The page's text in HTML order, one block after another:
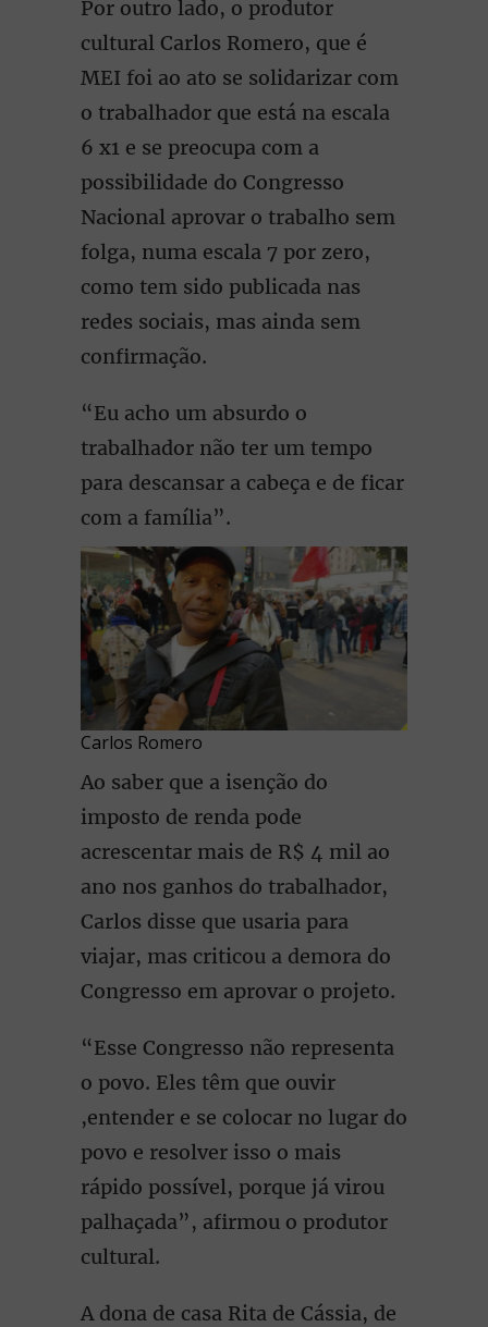
Por outro lado, o produtor
cultural Carlos Romero, que é
MEI foi ao ato se solidarizar com
o trabalhador que está na escala
6 x1 e se preocupa com a
possibilidade do Congresso
Nacional aprovar o trabalho sem
folga, numa escala 7 por zero,
como tem sido publicada nas
redes sociais, mas ainda sem
confirmação.
“Eu acho um absurdo o
trabalhador não ter um tempo
para descansar a cabeça e de ficar
com a família”.
Carlos Romero
Ao saber que a isenção do
imposto de renda pode
acrescentar mais de R$ 4 mil ao
ano nos ganhos do trabalhador,
Carlos disse que usaria para
viajar, mas criticou a demora do
Congresso em aprovar o projeto.
“Esse Congresso não representa
o povo. Eles têm que ouvir
,entender e se colocar no lugar do
povo e resolver isso o mais
rápido possível, porque já virou
palhaçada”, afirmou o produtor
cultural.
A dona de casa Rita de Cássia, de